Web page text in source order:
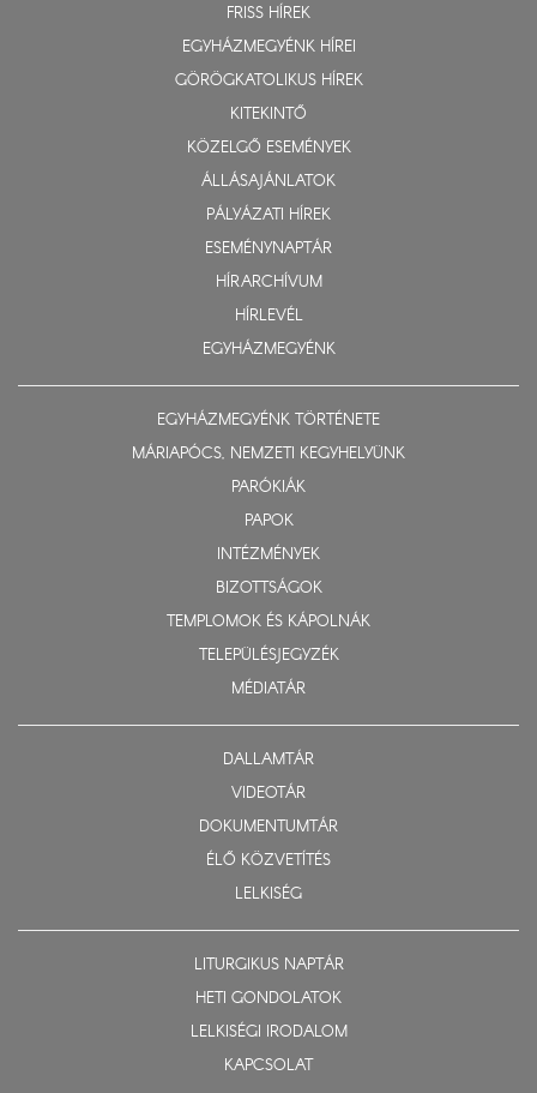
FRISS HÍREK
EGYHÁZMEGYÉNK HÍREI
GÖRÖGKATOLIKUS HÍREK
KITEKINTŐ
KÖZELGŐ ESEMÉNYEK
ÁLLÁSAJÁNLATOK
PÁLYÁZATI HÍREK
ESEMÉNYNAPTÁR
HÍRARCHÍVUM
HÍRLEVÉL
EGYHÁZMEGYÉNK
EGYHÁZMEGYÉNK TÖRTÉNETE
MÁRIAPÓCS, NEMZETI KEGYHELYÜNK
PARÓKIÁK
PAPOK
INTÉZMÉNYEK
BIZOTTSÁGOK
TEMPLOMOK ÉS KÁPOLNÁK
TELEPÜLÉSJEGYZÉK
MÉDIATÁR
DALLAMTÁR
VIDEOTÁR
DOKUMENTUMTÁR
ÉLŐ KÖZVETÍTÉS
LELKISÉG
LITURGIKUS NAPTÁR
HETI GONDOLATOK
LELKISÉGI IRODALOM
KAPCSOLAT